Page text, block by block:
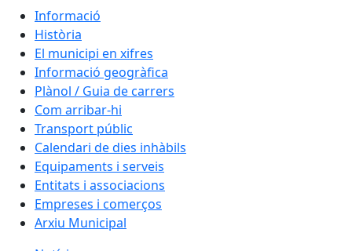
Informació
Història
El municipi en xifres
Informació geogràfica
Plànol / Guia de carrers
Com arribar-hi
Transport públic
Calendari de dies inhàbils
Equipaments i serveis
Entitats i associacions
Empreses i comerços
Arxiu Municipal